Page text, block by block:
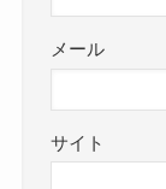
メール
サイト